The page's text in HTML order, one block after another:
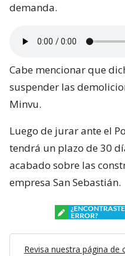
demanda.
Cabe mencionar que
suspender las
Minvu.
Luego de jurar ante el
tendrá un plazo de 30
acabado sobre las
empresa San Sebastián.
ERROR?
Revisa nuestra página de